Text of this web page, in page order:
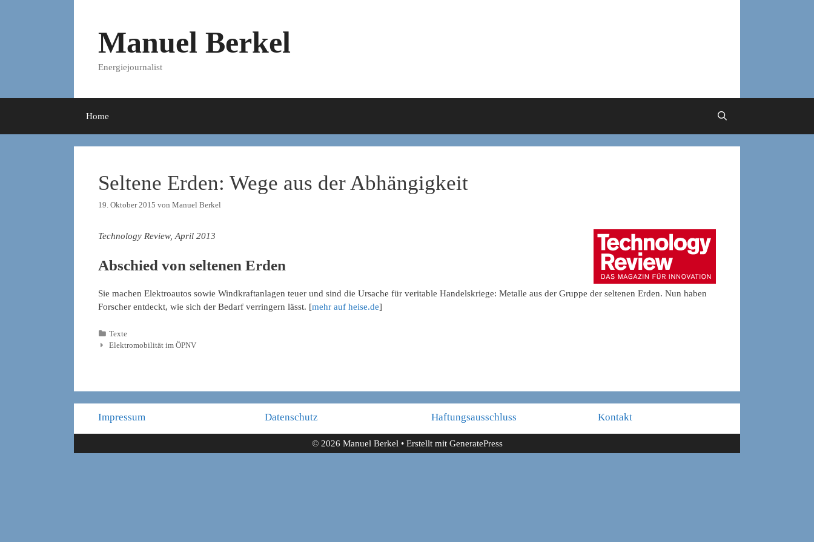
Manuel Berkel
Energiejournalist
Home
Seltene Erden: Wege aus der Abhängigkeit
19. Oktober 2015 von Manuel Berkel
Technology Review, April 2013
Abschied von seltenen Erden
Sie machen Elektroautos sowie Windkraftanlagen teuer und sind die Ursache für veritable Handelskriege: Metalle aus der Gruppe der seltenen Erden. Nun haben
Forscher entdeckt, wie sich der Bedarf verringern lässt. [mehr auf heise.de]
Kategorien
Texte
Elektromobilität im ÖPNV
Impressum Datenschutz Haftungsausschluss Kontakt
© 2026 Manuel Berkel • Erstellt mit GeneratePress